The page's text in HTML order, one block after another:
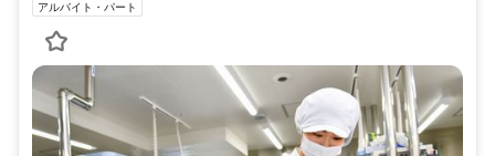
アルバイト・パート